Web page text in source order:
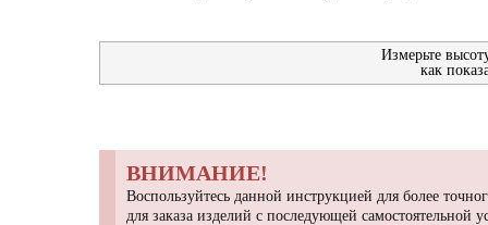
Измерьте
как
ВНИМАНИЕ!
Воспользуйтесь данной инструкцией для более
для заказа изделий с последующей